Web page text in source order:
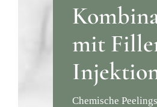
mit
Chemische